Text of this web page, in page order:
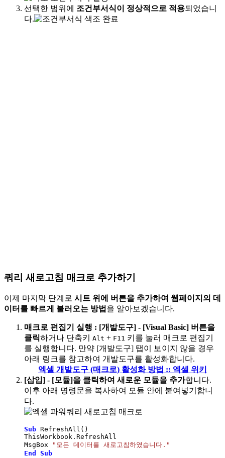
선택한 범위에 조건부서식이 정상적으로 적용되었습니
다.
쿼리 새로고침 매크로 추가하기
이제 마지막 단계로 시트 위에 버튼을 추가하여 웹페이지의 데
이터를 빠르게 불러오는 방법 을 알아보겠습니다.
매크로 편집기 실행 : [개발도구] - [Visual Basic] 버튼을
클릭하거나 단축키 Alt + F11 키를 눌러 매크로 편집기
를 실행합니다. 만약 [개발도구] 탭이 보이지 않을 경우
아래 링크를 참고하여 개발도구를 활성화합니다.
엑셀 개발도구 (매크로) 활성화 방법 :: 엑셀 위키
[삽입] - [모듈]을 클릭하여 새로운 모듈을 추가합니다.
이후 아래 명령문을 복사하여 모듈 안에 붙여넣기합니
다.
Sub RefreshAll ( )
ThisWorkbook . RefreshAll
MsgBox
"모든 데이터를 새로고침하였습니다."
End
Sub